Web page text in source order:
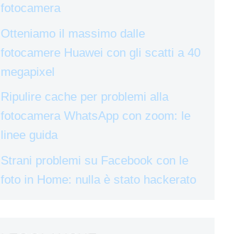
fotocamera
Otteniamo il massimo dalle
fotocamere Huawei con gli scatti a 40
megapixel
Ripulire cache per problemi alla
fotocamera WhatsApp con zoom: le
linee guida
Strani problemi su Facebook con le
foto in Home: nulla è stato hackerato